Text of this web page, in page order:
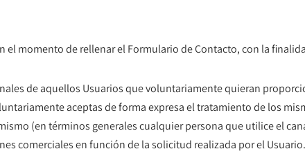
momento de rellenar el Formulario de Contacto, con la
de aquellos Usuarios que voluntariamente quieran
aceptas de forma expresa el tratamiento de los
(en términos generales cualquier persona que utilice el
comerciales en función de la solicitud realizada por el Usuario.